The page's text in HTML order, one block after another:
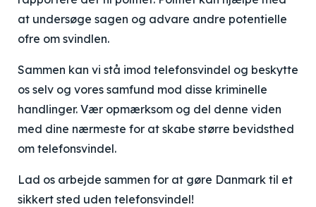
at undersøge sagen og advare andre potentielle
ofre om svindlen.
Sammen kan vi stå imod telefonsvindel og beskytte
os selv og vores samfund mod disse kriminelle
handlinger. Vær opmærksom og del denne viden
med dine nærmeste for at skabe større bevidsthed
om telefonsvindel.
Lad os arbejde sammen for at gøre Danmark til et
sikkert sted uden telefonsvindel!